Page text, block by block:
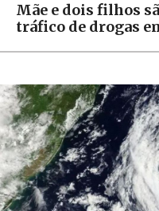
Mãe e dois filhos
tráfico de drogas